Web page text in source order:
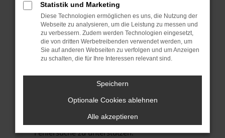
Betriebssystem auf dem neuesten Stand
sind.
Veraltete Software birgt nicht nur ein
Sicherheitsrisiko, sondern kann auch dazu
führen, dass bestimmte Funktionen nicht mehr
unterstützt werden.
Wende dich an den Webseitenbetreiber.
Wenn du alle oben genannten Schritte versucht
hast, kontaktiere uns bitte. Wir werden
uns diesen Text schicken, um uns bei der
Fehlersuche zu unterstützen:
Statistik und Marketing
Diese Technologien ermöglichen es uns, die Nutzung der
Webseite zu analysieren, um die Leistung zu messen und
zu verbessern. Zudem werden Technologien eingesetzt,
die von dritten Werbetreibenden verwendet werden, um
Sie auf anderen Webseiten zu verfolgen und um Anzeigen
zu schalten, die für Ihre Interessen relevant sind.
Speichern
Optionale Cookies ablehnen
Alle akzeptieren